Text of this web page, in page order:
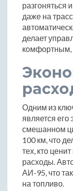
разгоняться
даже на
делает
комфортным,
Одним из
является его
смешанном
100 км, что
тех, кто
расходы.
АИ-95, что
на топливо.